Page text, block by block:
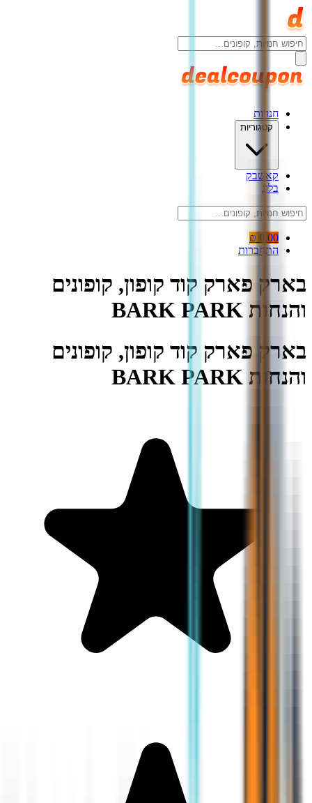
חנויות
קטגוריות
קאשבק
בלוג
0.00 ₪
התחברות
בארק פארק קוד קופון, קופונים
והנחות BARK PARK
בארק פארק קוד קופון, קופונים
והנחות BARK PARK